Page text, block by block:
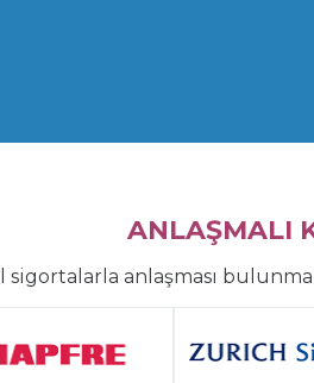
ANLAŞMALI
anlaşması